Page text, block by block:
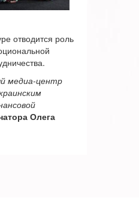
отводится роль
медиа-центр
Олега